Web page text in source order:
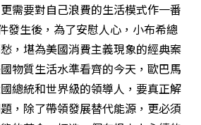
需要對自己浪費的生活模式作一番
發生後，為了安慰人心，小布希總
，堪為美國消費主義現象的經典案
物質生活水準看齊的今天，歐巴馬
總統和世界級的領導人，要真正解
，除了帶領發展替代能源，更必須